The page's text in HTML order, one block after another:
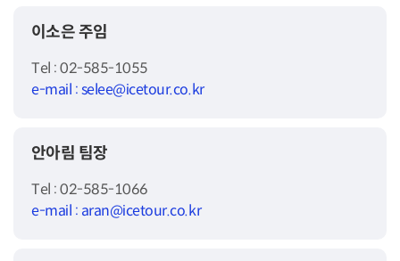
이소은 주임
Tel : 02-585-1055
e-mail : selee@icetour.co.kr
안아림 팀장
Tel : 02-585-1066
e-mail : aran@icetour.co.kr